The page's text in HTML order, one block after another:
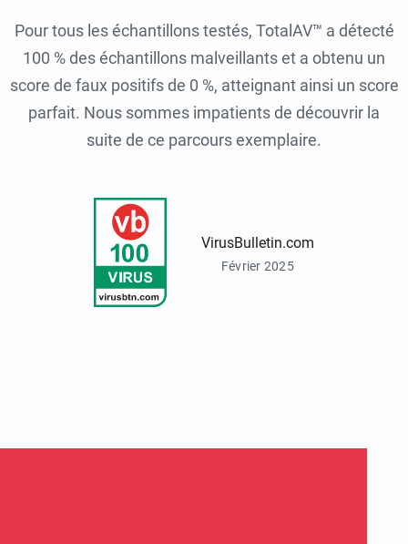
Pour tous les échantillons testés, TotalAV™ a détecté
100 % des échantillons malveillants et a obtenu un
score de faux positifs de 0 %, atteignant ainsi un score
parfait. Nous sommes impatients de découvrir la
suite de ce parcours exemplaire.
VirusBulletin.com
Février 2025